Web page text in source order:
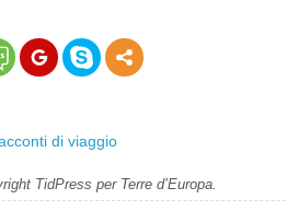
di viaggio
TidPress per Terre d’Europa.